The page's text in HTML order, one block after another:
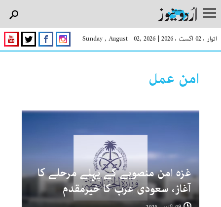
اتوار ، 02 اگست ، 2026 |
Sunday , August 02, 2026
امن عمل
غزہ امن منصوبے کے پہلے مرحلے کا
آغاز، سعودی عرب کا خیرمقدم